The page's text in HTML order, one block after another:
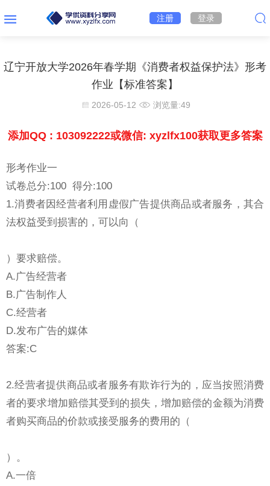
注册 登录
辽宁开放大学2026年春学期《消费者权益保护法》形考
作业【标准答案】
2026-05-12 浏览量:49
添加QQ : 103092222或微信: xyzlfx100获取更多答案
形考作业一
试卷总分:100 得分:100
1.消费者因经营者利用虚假广告提供商品或者服务，其合
法权益受到损害的，可以向（
）要求赔偿。
A.广告经营者
B.广告制作人
C.经营者
D.发布广告的媒体
答案:C
2.经营者提供商品或者服务有欺诈行为的，应当按照消费
者的要求增加赔偿其受到的损失，增加赔偿的金额为消费
者购买商品的价款或接受服务的费用的（
）。
A.一倍